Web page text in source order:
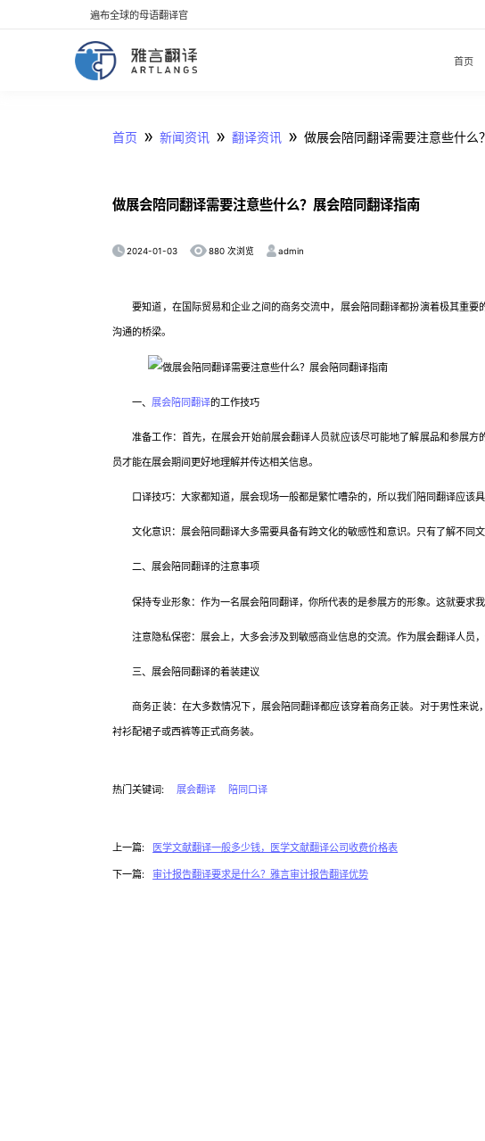
遍布全球的母语翻译官
首页
首页 » 新闻资讯 » 翻译资讯 » 做展会陪同翻译需要注意些什么
做展会陪同翻译需要注意些什么？展会陪同翻译指南
2024-01-03 880 次浏览 admin
要知道，在国际贸易和企业之间的商务交流中，展会陪同翻译都扮演着极其重要
沟通的桥梁。
一、 展会陪同翻译的工作技巧
准备工作：首先，在展会开始前展会翻译人员就应该尽可能地了解展品和参展方
员才能在展会期间更好地理解并传达相关信息。
口译技巧：大家都知道，展会现场一般都是繁忙嘈杂的，所以我们陪同翻译应该具
文化意识：展会陪同翻译大多需要具备有跨文化的敏感性和意识。只有了解不同文
二、展会陪同翻译的注意事项
保持专业形象：作为一名展会陪同翻译，你所代表的是参展方的形象。这就要求我
注意隐私保密：展会上，大多会涉及到敏感商业信息的交流。作为展会翻译人员，
三、展会陪同翻译的着装建议
商务正装：在大多数情况下，展会陪同翻译都应该穿着商务正装。对于男性来说
衬衫配裙子或西裤等正式商务装。
热门关键词: 展会翻译 陪同口译
上一篇: 医学文献翻译一般多少钱，医学文献翻译公司收费价格表
下一篇: 审计报告翻译要求是什么？雅言审计报告翻译优势